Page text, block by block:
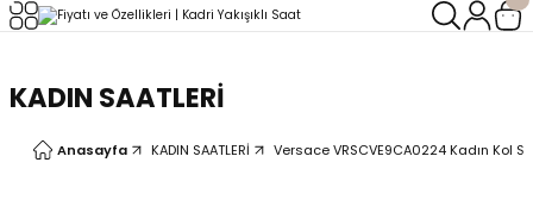
KADIN SAATLERİ
Anasayfa KADIN SAATLERİ Versace VRSCVE9CA0224 Kadın Kol
Geri Dön
Geri Dön